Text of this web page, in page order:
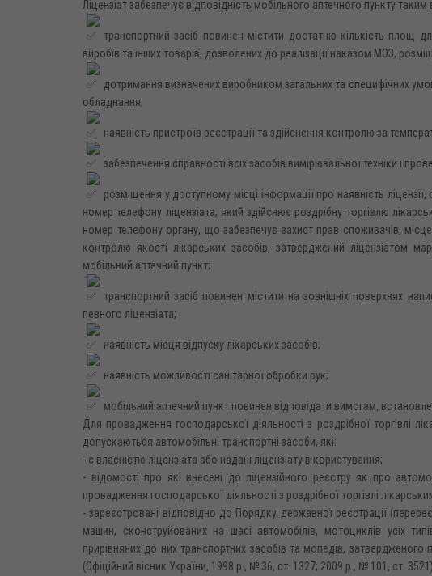
Ліцензіат забезпечує відповідність мобільного аптечного пункту
транспортний засіб повинен містити достатню кількість площ
виробів та інших товарів, дозволених до реалізації наказом МОЗ,
дотримання визначених виробником загальних та специфічних
обладнання;
наявність пристроїв реєстрації та здійснення контролю за
забезпечення справності всіх засобів вимірювальної техніки і
розміщення у доступному місці інформації про наявність
номер телефону ліцензіата, який здійснює роздрібну торгівлю
номер телефону органу, що забезпечує захист прав споживачів,
контролю якості лікарських засобів, затверджений ліцензіатом
мобільний аптечний пункт;
транспортний засіб повинен містити на зовнішніх поверхнях
певного ліцензіата;
наявність місця відпуску лікарських засобів;
наявність можливості санітарної обробки рук;
мобільний аптечний пункт повинен відповідати вимогам,
Для провадження господарської діяльності з роздрібної торгівлі
допускаються автомобільні транспортні засоби, які:
- є власністю ліцензіата або надані ліцензіату в користування;
- відомості про які внесені до ліцензійного реєстру як про
провадження господарської діяльності з роздрібної торгівлі
- зареєстровані відповідно до Порядку державної реєстрації
машин, сконструйованих на шасі автомобілів, мотоциклів усіх
прирівняних до них транспортних засобів та мопедів,
(Офіційний вісник України, 1998 р., № 36, ст. 1327; 2009 р., № 101, ст.